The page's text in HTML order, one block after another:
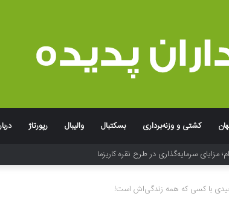
کشتی و وزنه‌برداری بسکتبال والیبال رپورتاژ
و بسته‌بندی در خلق تجربه به یاد ماندنی برند
با کسی که همه زندگی‌اش است!